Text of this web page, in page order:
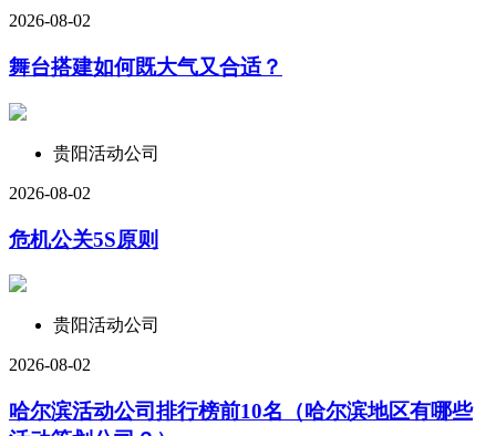
2026-08-02
舞台搭建如何既大气又合适？
贵阳活动公司
2026-08-02
危机公关5S原则
贵阳活动公司
2026-08-02
哈尔滨活动公司排行榜前10名（哈尔滨地区有哪些